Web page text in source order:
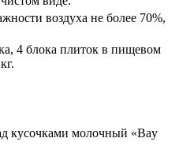
воздуха не более 70%,
4 блока плиток в пищевом